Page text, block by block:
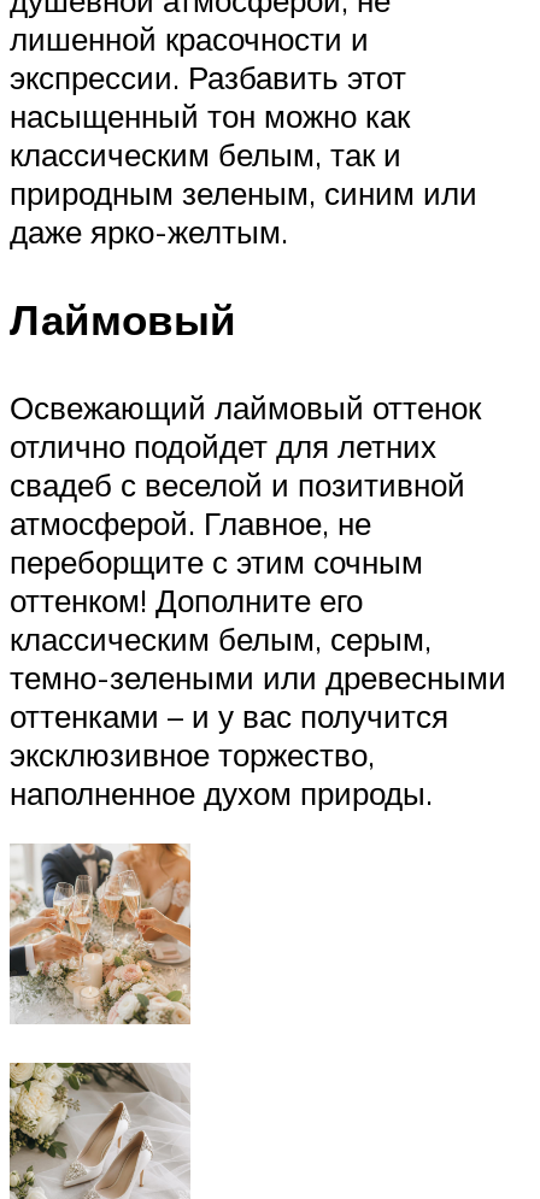
лишенной красочности и
экспрессии. Разбавить этот
насыщенный тон можно как
классическим белым, так и
природным зеленым, синим или
даже ярко-желтым.
Лаймовый
Освежающий лаймовый оттенок
отлично подойдет для летних
свадеб с веселой и позитивной
атмосферой. Главное, не
переборщите с этим сочным
оттенком! Дополните его
классическим белым, серым,
темно-зелеными или древесными
оттенками – и у вас получится
эксклюзивное торжество,
наполненное духом природы.